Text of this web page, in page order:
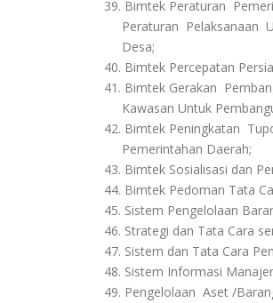
39. Bimtek Peraturan
Peraturan Pelaksanaan
Desa;
40. Bimtek Percepatan
41. Bimtek Gerakan
Kawasan Untuk
42. Bimtek Peningkatan
Pemerintahan Daerah;
43. Bimtek Sosialisasi dan
44. Bimtek Pedoman Tata
45. Sistem Pengelolaan
46. Strategi dan Tata Cara
47. Sistem dan Tata Cara
48. Sistem Informasi
49. Pengelolaan Aset /